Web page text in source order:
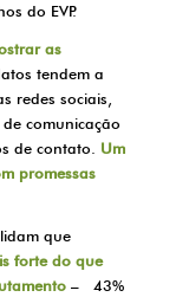
do EVP.
as
tendem a
redes sociais,
comunicação
de contato. Um
promessas
que
forte do que
– 43%